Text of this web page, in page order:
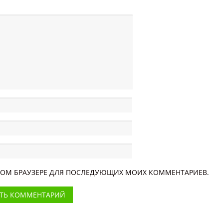
БРАУЗЕРЕ ДЛЯ ПОСЛЕДУЮЩИХ МОИХ КОММЕНТАРИЕВ.